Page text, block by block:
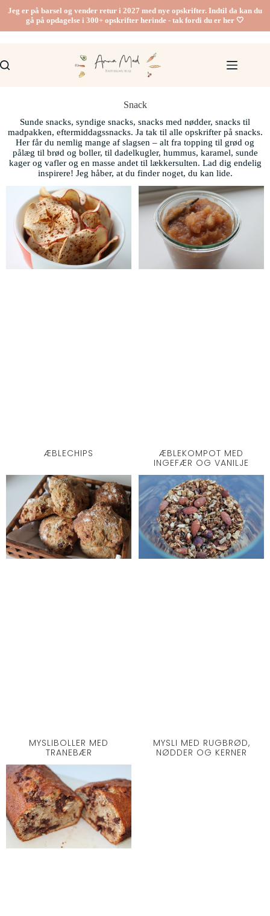
Jeg er på barsel og vender retur i 2027 med nye opskrifter. Indtil da kan du
gå på opdagelse i 300+ opskrifter herinde - tak fordi du er her 🤍
Snack
Sunde snacks, syndige snacks, snacks med nødder, snacks til
madpakken, eftermiddagssnacks. Ja tak til alle opskrifter på snacks.
Her får du nemlig mange af slagsen – alt fra topping til grød og
pålæg til brød og boller, til dadelkugler, hummus, karamel, sunde
kager og vafler og en masse andet til lækkersulten. Lad dig endelig
inspirere! Jeg håber, at du finder noget, du kan lide.
ÆBLECHIPS
ÆBLEKOMPOT MED
INGEFÆR OG VANILJE
MYSLIBOLLER MED
TRANEBÆR
MYSLI MED RUGBRØD,
NØDDER OG KERNER